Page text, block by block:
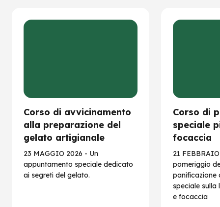
Corso di avvicinamento
alla preparazione del
gelato artigianale
23 MAGGIO 2026 - Un
appuntamento speciale dedicato
ai segreti del gelato.
Corso di
speciale
focaccia
21
pomeriggio
panificazione
speciale sulla
e focaccia